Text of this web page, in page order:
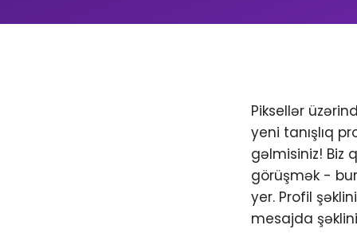
Piksellər
yeni tanışlıq
gəlmisiniz! Biz
görüşmək -
yer. Profil
mesajda